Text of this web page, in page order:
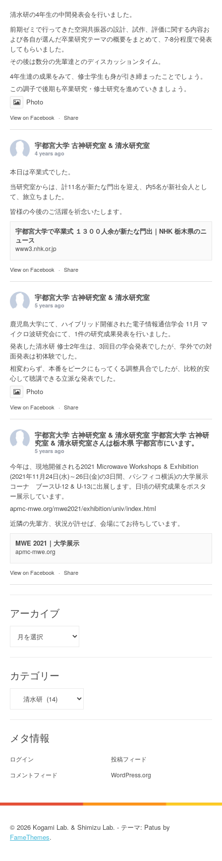
清水研の4年生の中間発表会を行いました。
前期ゼミで行ってきた空洞共振器の設計、試作、評価に関する内容お
よび各自が選んだ卒業研究テーマの概要をまとめて、7-8分程度で発表
してもらいました。
その後は数分の先輩達とのディスカッションタイム。
4年生達の成果をみて、修士学生も身が引き締まったことでしょう。
この調子で後期も卒業研究・修士研究を進めていきましょう。
Photo
View on Facebook · Share
宇都宮大学 古神研究室 & 清水研究室
4 years ago
本日は卒業式でした。
当研究室からは、計11名が新たな門出を迎え、内5名が新社会人とし
て、旅立ちました。
皆様の今後のご活躍を祈念いたします。
宇都宮大学で卒業式 １３００人余が新たな門出｜NHK 栃木県のニ
ュース
www3.nhk.or.jp
View on Facebook · Share
宇都宮大学 古神研究室 & 清水研究室
5 years ago
鹿児島大学にて、ハイブリッド開催された電子情報通信学会 11月 マ
イクロ波研究会にて、1件の研究成果発表を行いました。
発表した清水研 修士2年生は、3回目の学会発表でしたが、学外での対
面発表は初体験でした。
相変わらず、本番をピークにもってくる調整具合でしたが、比較的安
心して聴講できる立派な発表でした。
Photo
View on Facebook · Share
宇都宮大学 古神研究室 & 清水研究室 宇都宮大学 古神研
究室 & 清水研究室さんは栃木県 宇都宮市にいます。
5 years ago
今年は、現地開催される2021 Microwave Workshops & Exhibition
(2021年11月24日(水)～26日(金)の3日間、パシフィコ横浜)の大学展示
コーナ ブースU-12 & U-13に出展します。日頃の研究成果をポスタ
ー展示しています。
apmc-mwe.org/mwe2021/exhibition/univ/index.html
近隣の先輩方、状況が許せば、会場にてお待ちしています。
MWE 2021｜大学展示
apmc-mwe.org
View on Facebook · Share
アーカイブ
カテゴリー
メタ情報
ログイン
投稿フィード
コメントフィード
WordPress.org
© 2026 Kogami Lab. & Shimizu Lab. - テーマ: Patus by
FameThemes.